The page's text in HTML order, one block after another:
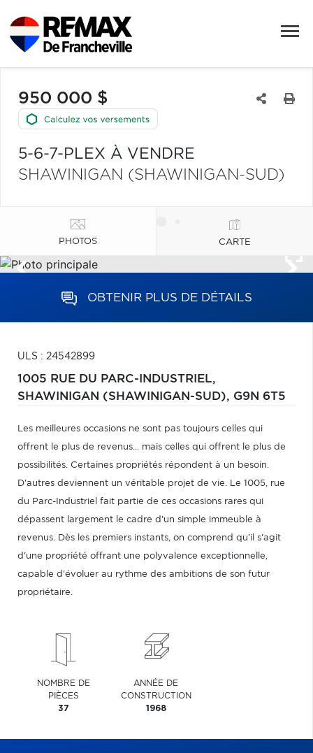
950 000 $
5-6-7-PLEX À VENDRE
SHAWINIGAN (SHAWINIGAN-SUD)
PHOTOS CARTE
OBTENIR PLUS DE DÉTAILS
ULS : 24542899
1005 RUE DU PARC-INDUSTRIEL,
SHAWINIGAN (SHAWINIGAN-SUD), G9N 6T5
Les meilleures occasions ne sont pas toujours celles qui
offrent le plus de revenus... mais celles qui offrent le plus de
possibilités. Certaines propriétés répondent à un besoin.
D'autres deviennent un véritable projet de vie. Le 1005, rue
du Parc-Industriel fait partie de ces occasions rares qui
dépassent largement le cadre d'un simple immeuble à
revenus. Dès les premiers instants, on comprend qu'il s'agit
d'une propriété offrant une polyvalence exceptionnelle,
capable d'évoluer au rythme des ambitions de son futur
propriétaire.
NOMBRE DE
PIÈCES
37
ANNÉE DE
CONSTRUCTION
1968